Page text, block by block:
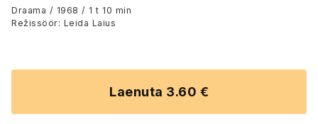
Draama / 1968 / 1 t 10 min
Režissöör: Leida Laius
Laenuta 3.60 €